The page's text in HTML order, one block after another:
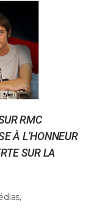
RMC
À L’HONNEUR
SUR LA